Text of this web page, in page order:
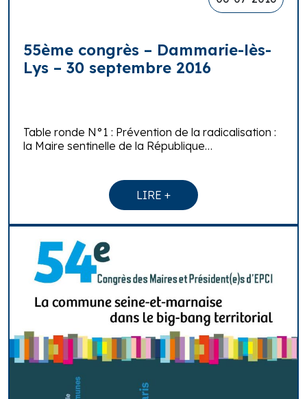
55ème congrès – Dammarie-lès-
Lys – 30 septembre 2016
Table ronde N°1 : Prévention de la radicalisation :
la Maire sentinelle de la République…
LIRE +